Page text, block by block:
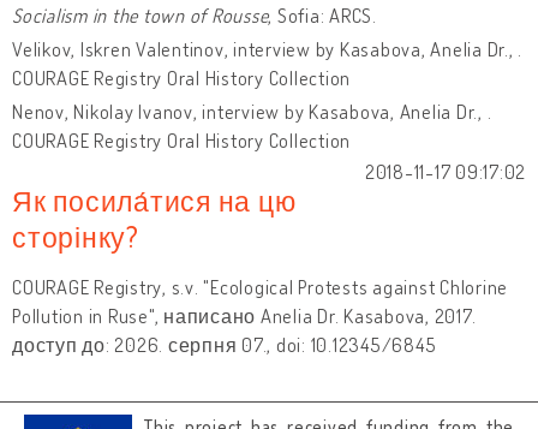
Socialism in the town of Rousse, Sofia: ARCS.
Velikov, Iskren Valentinov, interview by Kasabova, Anelia Dr., .
COURAGE Registry Oral History Collection
Nenov, Nikolay Ivanov, interview by Kasabova, Anelia Dr., .
COURAGE Registry Oral History Collection
2018-11-17 09:17:02
Як посила́тися на цю
сторінку?
COURAGE Registry, s.v. "Ecological Protests against Chlorine
Pollution in Ruse", написано Anelia Dr. Kasabova, 2017.
доступ до: 2026. серпня 07., doi: 10.12345/6845